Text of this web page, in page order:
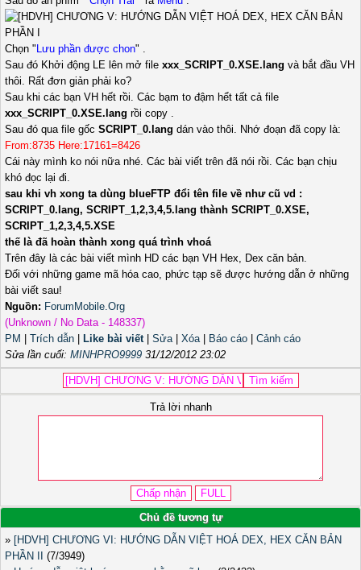
Chọn " Lưu phần được chon" .
Sau đó Khởi động LE lên mở file xxx_SCRIPT_0.XSE.lang và bắt đầu VH
thôi. Rất đơn giản phải ko?
Sau khi các bạn VH hết rồi. Các bạm to đậm hểt tất cả file
xxx_SCRIPT_0.XSE.lang rồi copy .
Sau đó qua file gốc SCRIPT_0.lang dán vào thôi. Nhớ đoạn đã copy là:
From:8735 Here:17161=8426
Cái này mình ko nói nữa nhé. Các bài viết trên đã nói rồi. Các bạn chịu
khó đọc lại đi.
sau khi vh xong ta dùng blueFTP đổi tên file về như cũ vd :
SCRIPT_0.lang, SCRIPT_1,2,3,4,5.lang thành SCRIPT_0.XSE,
SCRIPT_1,2,3,4,5.XSE
thế là đã hoàn thành xong quá trình vhoá
Trên đây là các bài viết mình HD các bạn VH Hex, Dex căn bản.
Đối với những game mã hóa cao, phức tạp sẽ được hướng dẫn ở những
bài viết sau!
Nguồn: ForumMobile.Org
(Unknown / No Data - 148337)
PM
Trích dẫn Like bài viết| Sửa| Xóa| Báo cáo
Cảnh cáo
Sửa lần cuối: MINHPRO9999 31/12/2012 23:02
Trả lời nhanh
Chủ đề tương tự
» [HDVH] CHƯƠNG VI: HƯỚNG DẪN VIỆT HOÁ DEX, HEX CĂN BẢN
PHẦN II
(7/3949)